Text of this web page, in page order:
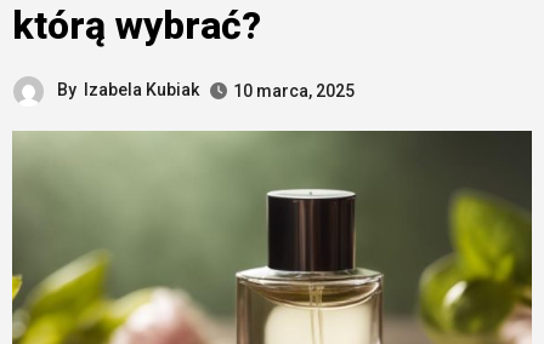
którą wybrać?
By Izabela Kubiak 10 marca, 2025